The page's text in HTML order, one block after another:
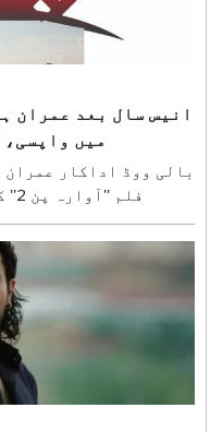
انیس سال بعد عمران
میں واپسی، 'آوارہ
بالی ووڈ اداکار
مقبول کردار شیوم
آ رہے ہیں۔ وشیش فلمز کے بینر تلے بننے والی اس ..